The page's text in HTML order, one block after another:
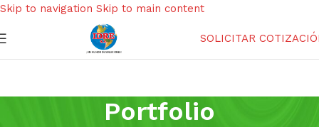
Skip to navigation Skip to main content
SOLICITAR
Portfolio